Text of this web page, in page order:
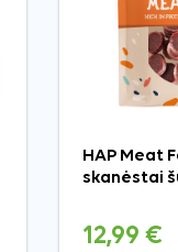
HAP Meat
skanėstai
12,99 €